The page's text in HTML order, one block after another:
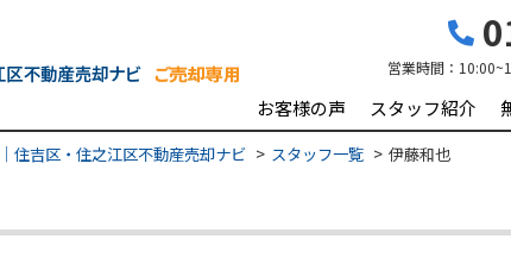
営業時間：
お客様の声 スタッフ紹介
住吉区・住之江区不動産売却ナビ スタッフ一覧 伊藤和也